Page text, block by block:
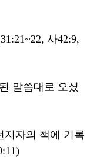
사42:9,
말씀대로 오셨
지자의 책에 기록